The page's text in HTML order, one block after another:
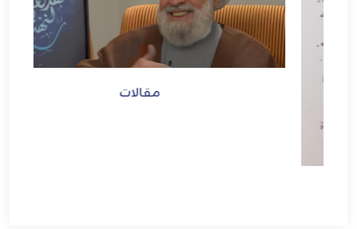
مقالات